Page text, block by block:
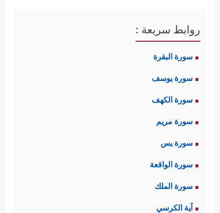
روابط سريعة :
سورة البقرة
سورة يوسف
سورة الكهف
سورة مريم
سورة يس
سورة الواقعة
سورة الملك
آية الكرسي